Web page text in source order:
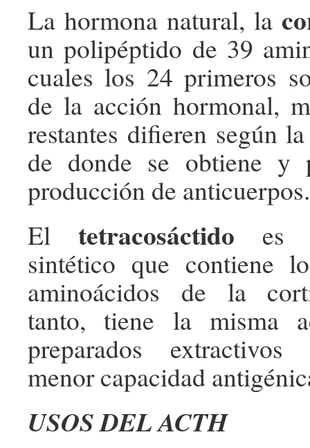
La hormona natural, la
un polipéptido de 39
cuales los 24 primeros
de la acción hormonal,
restantes difieren según
de donde se obtiene y
producción de anticuerpos.
El tetracosáctido es
sintético que contiene
aminoácidos de la
tanto, tiene la misma
preparados
menor capacidad
USOS DEL ACTH